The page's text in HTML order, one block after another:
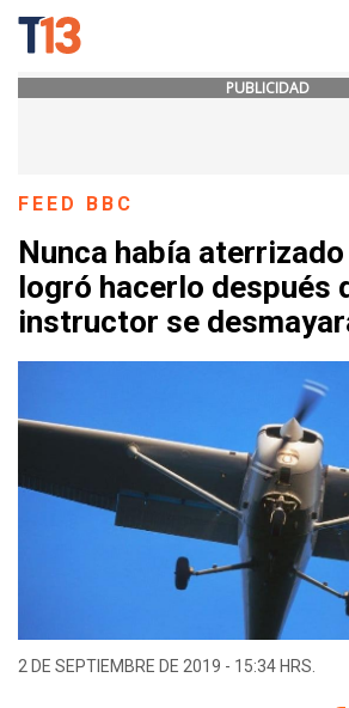
PUBLICIDAD
FEED BBC
Nunca había
logró hacerlo después
instructor se
2 DE SEPTIEMBRE DE 2019 - 15:34 HRS.